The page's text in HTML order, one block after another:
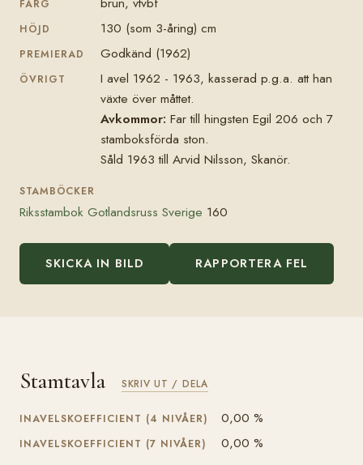
FÄRG
HÖJD 130 (som 3-åring) cm
PREMIERAD Godkänd (1962)
ÖVRIGT
I avel 1962 - 1963, kasserad p.g.a. att han
växte över måttet.
Avkommor: Far till hingsten Egil 206 och 7
stamboksförda ston.
Såld 1963 till Arvid Nilsson, Skanör.
STAMBÖCKER
Riksstambok Gotlandsruss Sverige 160
SKICKA IN BILD RAPPORTERA FEL
Stamtavla SKRIV UT / DELA
INAVELSKOEFFICIENT (4 NIVÅER) 0,00 %
INAVELSKOEFFICIENT (7 NIVÅER) 0,00 %